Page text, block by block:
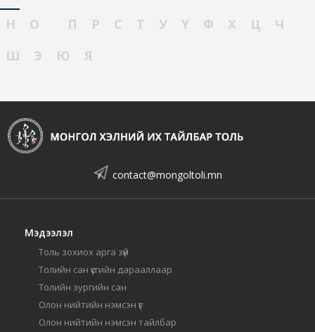
Н
О П Р С Т У Ү Ф Х Ц
Ч
Ш
Э Ю Я
contact@mongoltoli.mn
Мэдээлэл
Толь зохиох арга зүй
Толийн сан үсгийн дарааллаар
Толийн зургийн сан
Олон нийтийн нэмсэн үг
Олон нийтийн нэмсэн тайлбар